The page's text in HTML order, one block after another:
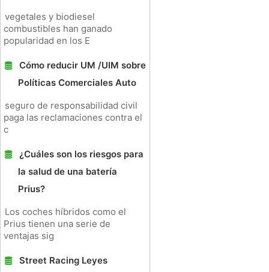
vegetales y biodiesel
combustibles han ganado
popularidad en los E
Cómo reducir UM /UIM sobre
Políticas Comerciales Auto
seguro de responsabilidad civil
paga las reclamaciones contra el
c
¿Cuáles son los riesgos para
la salud de una batería
Prius?
Los coches híbridos como el
Prius tienen una serie de
ventajas sig
Street Racing Leyes